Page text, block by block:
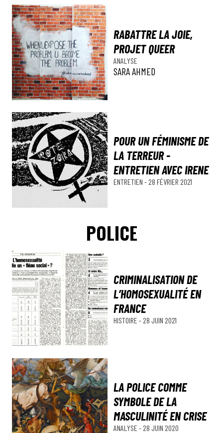
RABATTRE LA JOIE,
PROJET QUEER
ANALYSE
SARA AHMED
POUR UN FÉMINISME DE
LA TERREUR -
ENTRETIEN AVEC IRENE
ENTRETIEN - 28 FÉVRIER 2021
POLICE
CRIMINALISATION DE
L’HOMOSEXUALITÉ EN
FRANCE
HISTOIRE - 28 JUIN 2021
LA POLICE COMME
SYMBOLE DE LA
MASCULINITÉ EN CRISE
ANALYSE - 28 JUIN 2020